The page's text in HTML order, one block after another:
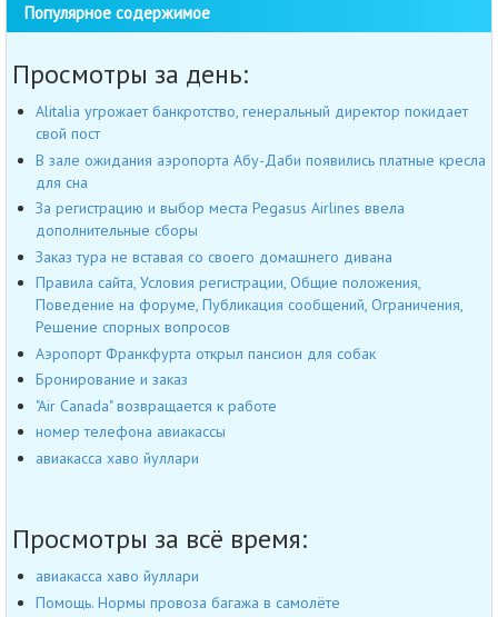
Популярное содержимое
Просмотры за день:
Alitalia угрожает банкротство, генеральный директор покидает
свой пост
В зале ожидания аэропорта Абу-Даби появились платные кресла
для сна
За регистрацию и выбор места Pegasus Airlines ввела
дополнительные сборы
Заказ тура не вставая со своего домашнего дивана
Правила сайта, Условия регистрации, Общие положения,
Поведение на форуме, Публикация сообщений, Ограничения,
Решение спорных вопросов
Аэропорт Франкфурта открыл пансион для собак
Бронирование и заказ
"Air Canada" возвращается к работе
номер телефона авиакассы
авиакасса хаво йуллари
Просмотры за всё время:
авиакасса хаво йуллари
Помощь. Нормы провоза багажа в самолёте